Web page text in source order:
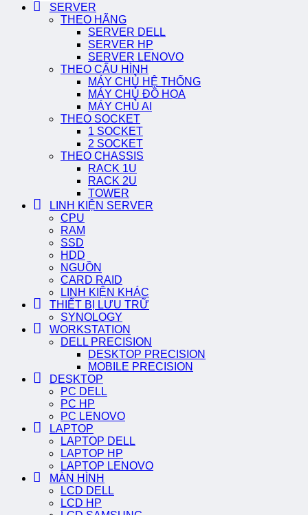
SERVER
THEO HÃNG
SERVER DELL
SERVER HP
SERVER LENOVO
THEO CẤU HÌNH
MÁY CHỦ HỆ THỐNG
MÁY CHỦ ĐỒ HỌA
MÁY CHỦ AI
THEO SOCKET
1 SOCKET
2 SOCKET
THEO CHASSIS
RACK 1U
RACK 2U
TOWER
LINH KIỆN SERVER
CPU
RAM
SSD
HDD
NGUỒN
CARD RAID
LINH KIỆN KHÁC
THIẾT BỊ LƯU TRỮ
SYNOLOGY
WORKSTATION
DELL PRECISION
DESKTOP PRECISION
MOBILE PRECISION
DESKTOP
PC DELL
PC HP
PC LENOVO
LAPTOP
LAPTOP DELL
LAPTOP HP
LAPTOP LENOVO
MÀN HÌNH
LCD DELL
LCD HP